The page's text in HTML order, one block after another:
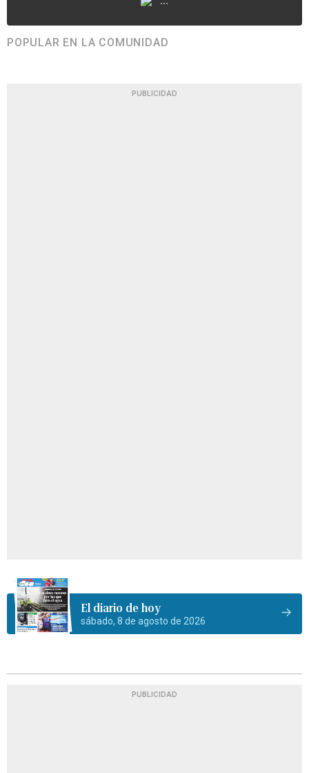
POPULAR EN LA COMUNIDAD
PUBLICIDAD
El diario de hoy
sábado, 8 de agosto de 2026
PUBLICIDAD